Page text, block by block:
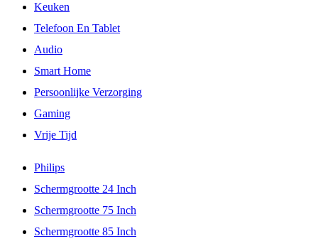
Keuken
Telefoon En Tablet
Audio
Smart Home
Persoonlijke Verzorging
Gaming
Vrije Tijd
Philips
Schermgrootte 24 Inch
Schermgrootte 75 Inch
Schermgrootte 85 Inch